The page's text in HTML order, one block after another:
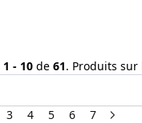
1 - 10de 61. Produits sur
3 4 5 6 7